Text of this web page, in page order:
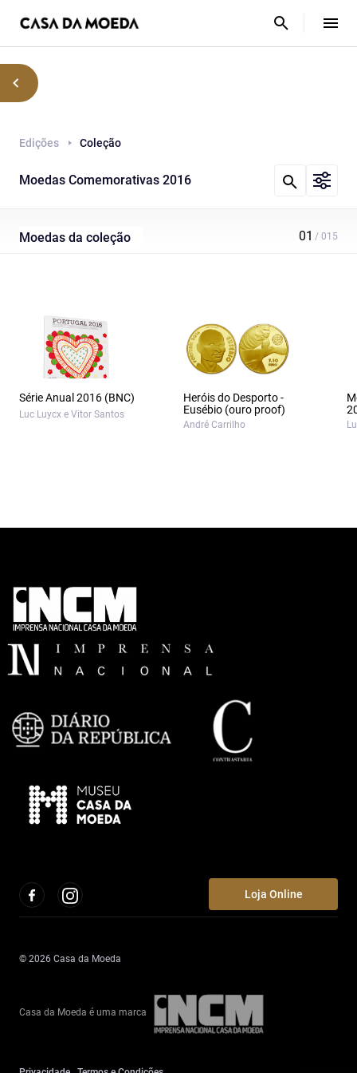
Edições Coleção
Moedas Comemorativas 2016
Moedas da coleção
Série Anual 2016 (BNC)
Luc Luycx e Vitor Santos
Heróis do Desporto -
Eusébio (ouro proof)
André Carrilho
Loja Online
© 2026 Casa da Moeda
Casa da Moeda é uma marca